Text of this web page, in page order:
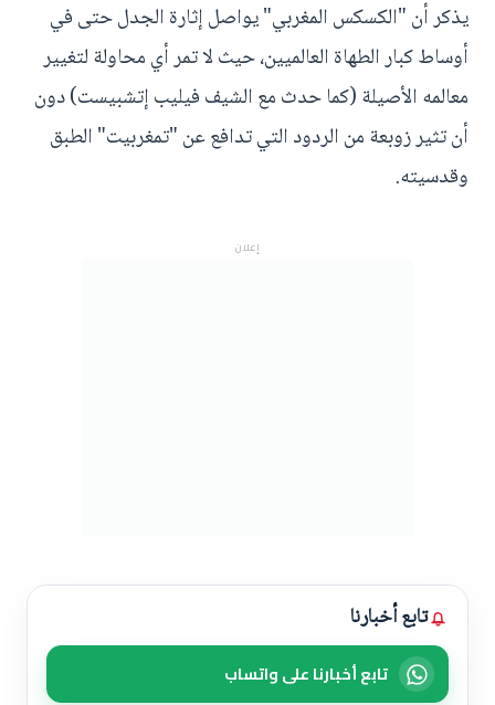
يذكر أن "الكسكس المغربي" يواصل إثارة الجدل حتى في
أوساط كبار الطهاة العالميين، حيث لا تمر أي محاولة لتغيير
معالمه الأصيلة (كما حدث مع الشيف فيليب إتشبيست) دون
أن تثير زوبعة من الردود التي تدافع عن "تمغربيت" الطبق
وقدسيته.
إعلان
تابع أخبارنا
تابع أخبارنا على واتساب